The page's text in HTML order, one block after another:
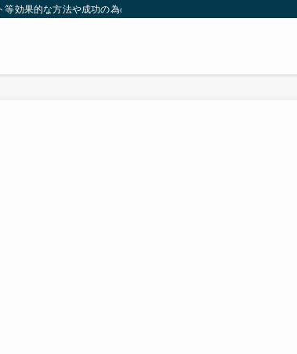
効果的な方法や成功の為の秘訣等。太ったり悩んでいる方々が